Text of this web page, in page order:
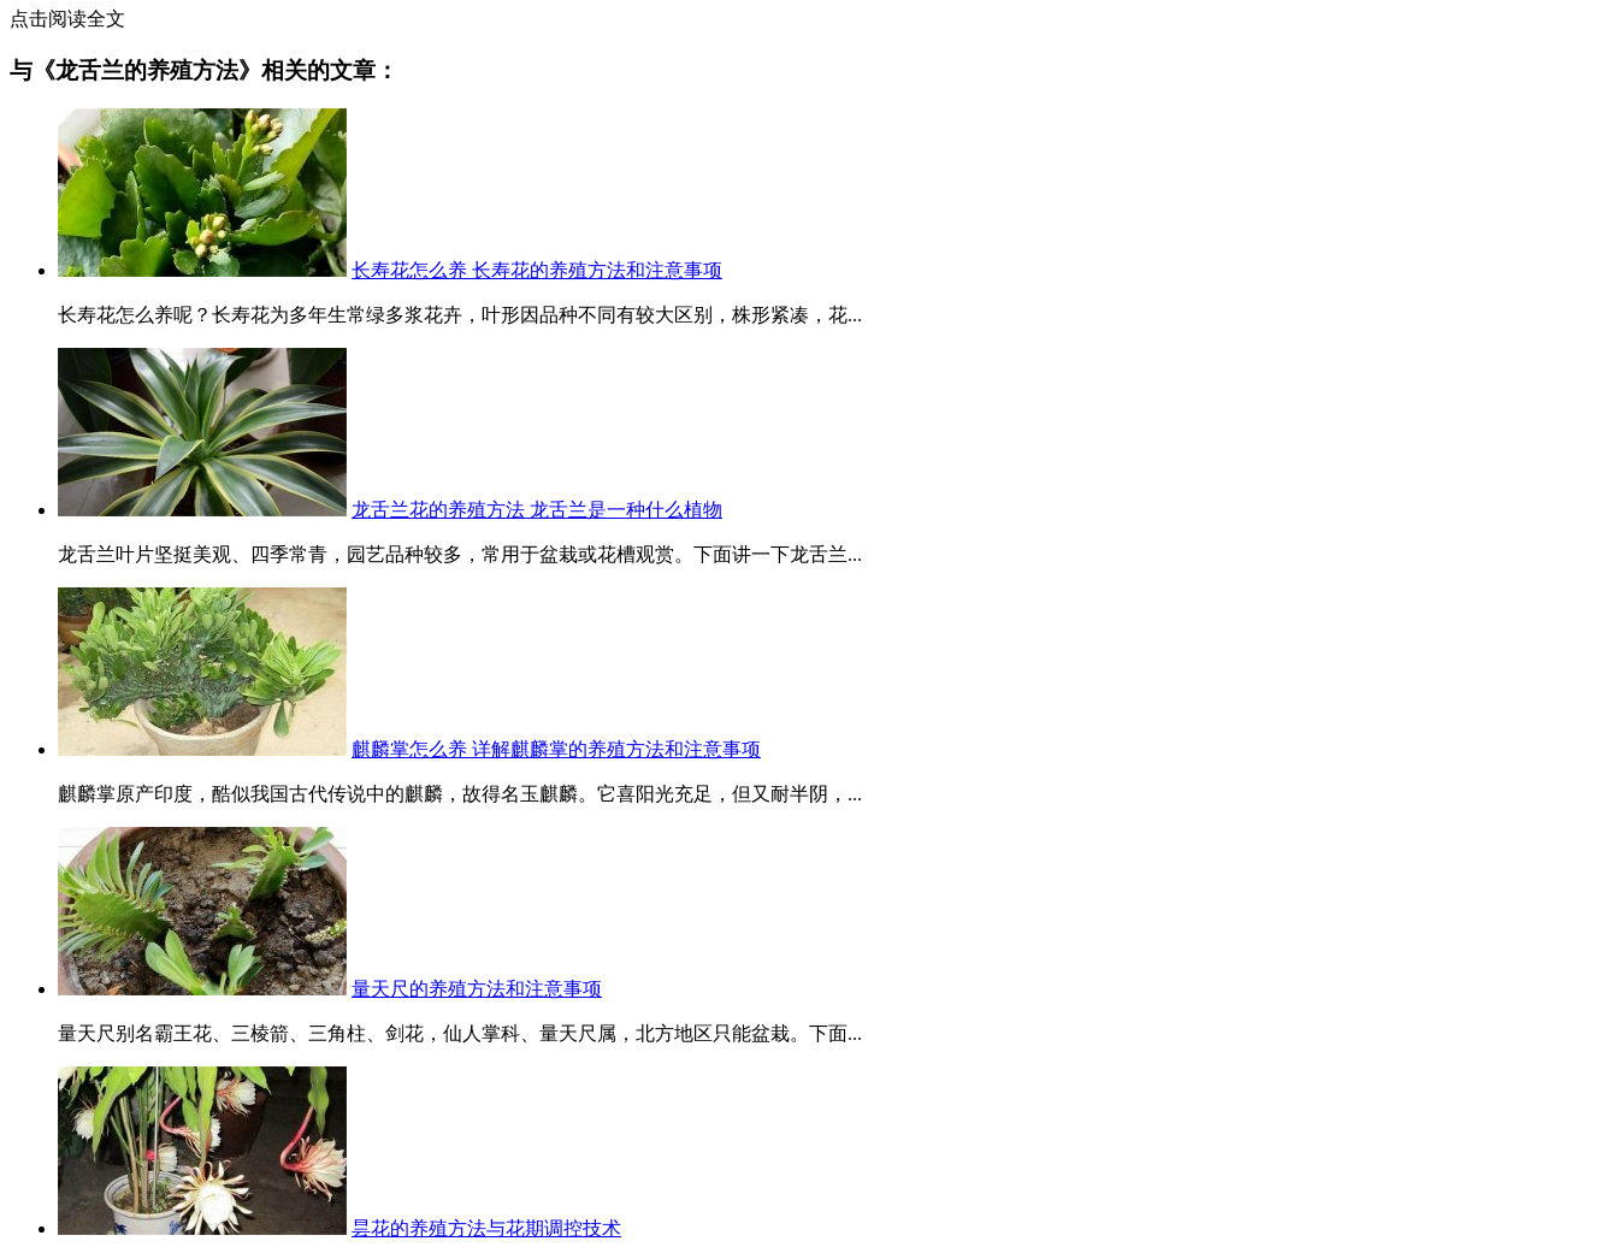
点击阅读全文
与《龙舌兰的养殖方法》相关的文章：
长寿花怎么养 长寿花的养殖方法和注意事项
长寿花怎么养呢？长寿花为多年生常绿多浆花卉，叶形因品种不同有较大区别，株形紧凑，花...
龙舌兰花的养殖方法 龙舌兰是一种什么植物
龙舌兰叶片坚挺美观、四季常青，园艺品种较多，常用于盆栽或花槽观赏。下面讲一下龙舌兰...
麒麟掌怎么养 详解麒麟掌的养殖方法和注意事项
麒麟掌原产印度，酷似我国古代传说中的麒麟，故得名玉麒麟。它喜阳光充足，但又耐半阴，...
量天尺的养殖方法和注意事项
量天尺别名霸王花、三棱箭、三角柱、剑花，仙人掌科、量天尺属，北方地区只能盆栽。下面...
昙花的养殖方法与花期调控技术